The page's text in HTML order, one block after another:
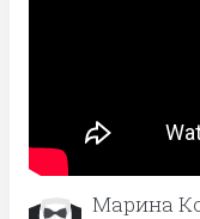
Марина